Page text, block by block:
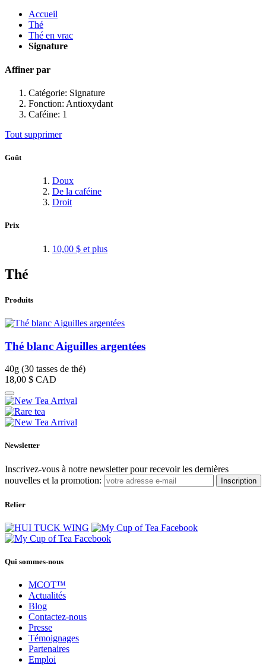
Accueil
Thé
Thé en vrac
Signature
Affiner par
Catégorie: Signature
Fonction: Antioxydant
Caféine: 1
Tout supprimer
Goût
Doux
De la caféine
Droit
Prix
10,00 $ et plus
Thé
Produits
Thé blanc Aiguilles argentées
40g (30 tasses de thé)
18,00 $ CAD
Newsletter
Inscrivez-vous à notre newsletter pour recevoir les dernières
nouvelles et la promotion:
Inscription
Relier
Qui sommes-nous
MCOT™
Actualités
Blog
Contactez-nous
Presse
Témoignages
Partenaires
Emploi